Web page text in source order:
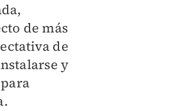
de más
de
y